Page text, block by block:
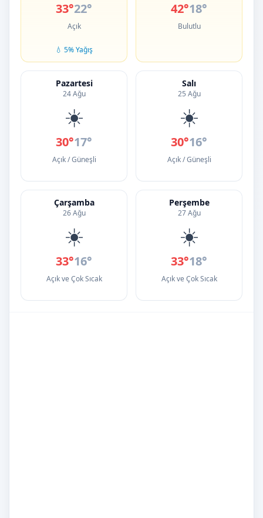
33°22°
Açık
💧 5% Yağış
42°18°
Bulutlu
Pazartesi
24 Ağu
☀️
30°17°
Açık / Güneşli
Salı
25 Ağu
☀️
30°16°
Açık / Güneşli
Çarşamba
26 Ağu
☀️
33°16°
Açık ve Çok Sıcak
Perşembe
27 Ağu
☀️
33°18°
Açık ve Çok Sıcak